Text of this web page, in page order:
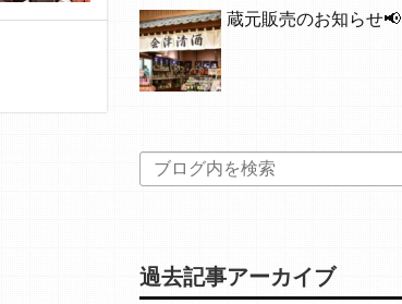
蔵元販売のお知らせ📢
過去記事アーカイブ